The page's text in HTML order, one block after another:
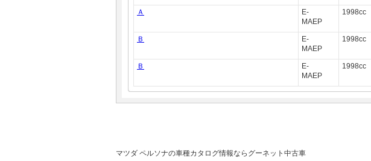
Ａ
E-
MAEP
1998cc
Ｂ
E-
MAEP
1998cc
Ｂ
E-
MAEP
1998cc
マツダ ペルソナの車種カタログ情報ならグーネット中古車